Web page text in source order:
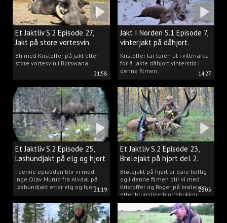
21:58
Et Jaktliv S.2 Episode 27,
Jakt på store vortesvin.
Bli med Kristoffer på jakt etter
store vortesvin i Botswana.
14:27
Jakt I Norden S.1 Episode 7,
vinterjakt på dåhjort.
Kristoffer tar turen ut i villmarka
for å jakte dåhjort vinterstid i
denne filmen.
21:19
Et Jaktliv S.2 Episode 25,
Løshundjakt på elg og hjort
i Norge.
I denne episoden blir vi med
Inge Olav Murud fra Alvdal på
løshundjakt etter elg og hjort.
28:05
Et Jaktliv S.2 Episode 23,
Brølejakt på hjort del 2.
Brølejakt på hjort er bare heftig
og i denne filmen blir vi med
Kristoffer og Roger på brølejakt
etter brunstige hjortebukker.